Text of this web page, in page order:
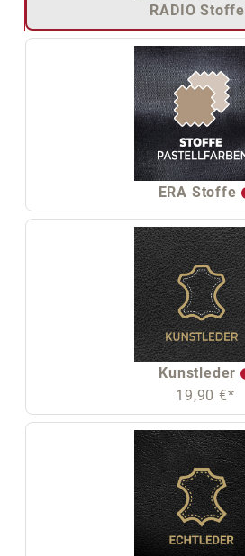
RADIO Stoffe
ERA Stoffe
Kunstleder
19,90 €*